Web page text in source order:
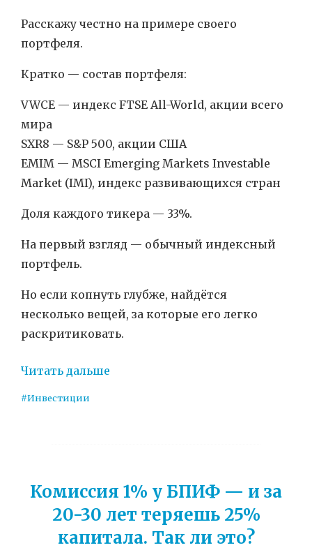
Расскажу честно на примере своего
портфеля.
Кратко — состав портфеля:
VWCE — индекс FTSE All-World, акции всего
мира
SXR8 — S&P 500, акции США
EMIM — MSCI Emerging Markets Investable
Market (IMI), индекс развивающихся стран
Доля каждого тикера — 33%.
На первый взгляд — обычный индексный
портфель.
Но если копнуть глубже, найдётся
несколько вещей, за которые его легко
раскритиковать.
Читать дальше
#Инвестиции
Комиссия 1% у БПИФ — и за
20-30 лет теряешь 25%
капитала. Так ли это?